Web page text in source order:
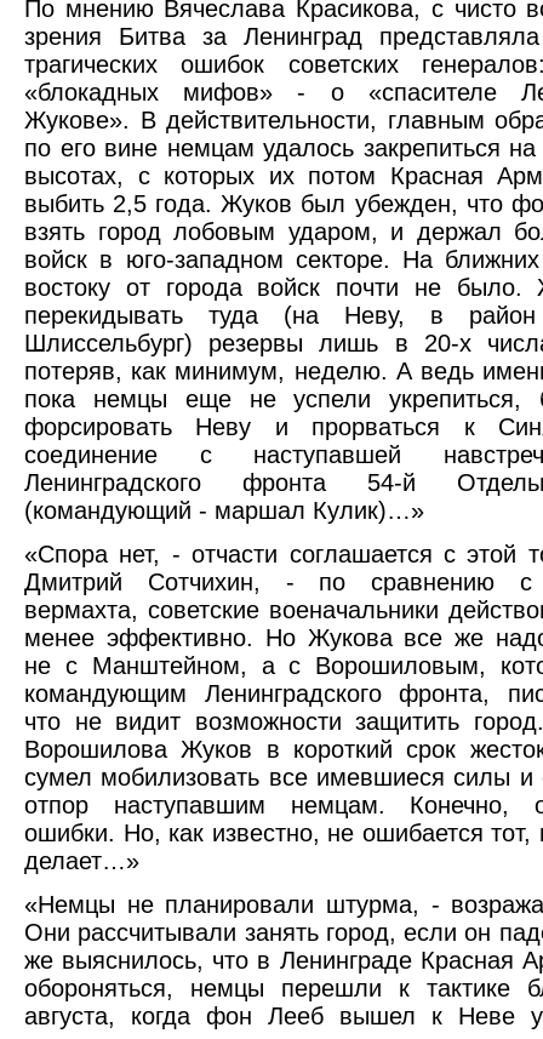
По мнению Вячеслава Красикова, с чисто
зрения Битва за Ленинград
трагических ошибок советских
«блокадных мифов» - о «спасителе
Жукове». В действительности, главным
по его вине немцам удалось закрепиться
высотах, с которых их потом Красная
выбить 2,5 года. Жуков был убежден, что
взять город лобовым ударом, и держал
войск в юго-западном секторе. На
востоку от города войск почти не было.
перекидывать туда (на Неву, в
Шлиссельбург) резервы лишь в 20-х
потеряв, как минимум, неделю. А ведь
пока немцы еще не успели
форсировать Неву и прорваться к
соединение с наступавшей
Ленинградского фронта 54-й
(командующий - маршал Кулик)…»
«Спора нет, - отчасти соглашается с этой
Дмитрий Сотчихин, - по сравнению с
вермахта, советские военачальники
менее эффективно. Но Жукова все же
не с Манштейном, а с Ворошиловым,
командующим Ленинградского фронта,
что не видит возможности защитить
Ворошилова Жуков в короткий срок
сумел мобилизовать все имевшиеся силы и
отпор наступавшим немцам. Конечно,
ошибки. Но, как известно, не ошибается тот,
делает…»
«Немцы не планировали штурма, -
Они рассчитывали занять город, если он
же выяснилось, что в Ленинграде Красная
обороняться, немцы перешли к тактике
августа, когда фон Лееб вышел к Неве у